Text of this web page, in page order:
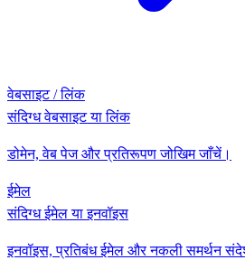
वेबसाइट / लिंक
संदिग्ध वेबसाइट या लिंक
डोमेन, वेब पेज और प्रतिरूपण जोखिम जाँचें।
ईमेल
संदिग्ध ईमेल या इनवॉइस
इनवॉइस, प्रतिबंध ईमेल और नकली समर्थन